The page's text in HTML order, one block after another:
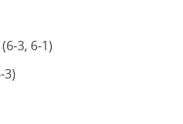
3, 6-1)
3)